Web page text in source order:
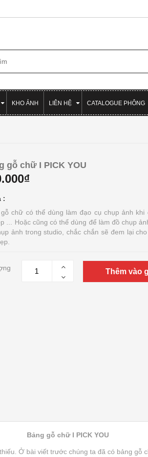
KHO ẢNH LIÊN HỆ CATALOGUE PHÔNG
gỗ chữ I PICK YOU
:
gỗ chữ có thể dùng làm đạo cụ chụp ảnh khi
... Hoặc cũng có thể dùng để làm đồ chụp
ảnh trong studio, chắc chắn sẽ đem lại
Thêm vào
Bảng gỗ chữ I PICK YOU
Ở bài viết trước chúng ta đã có bảng gỗ